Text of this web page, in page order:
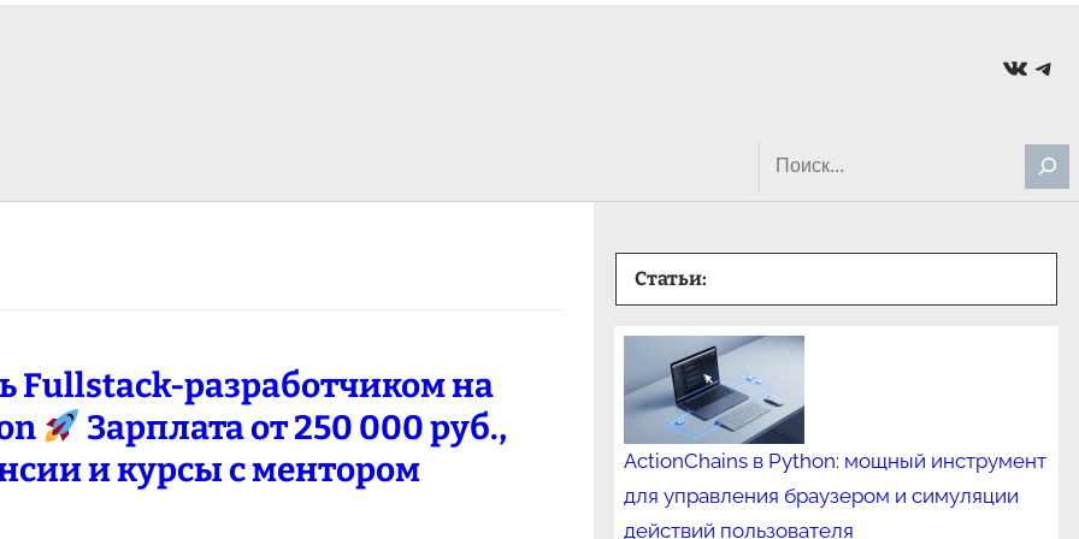
Search
Fullstack-разработчиком на
Зарплата от 250 000 руб.,
и курсы с ментором
Статьи:
ActionChains в Python: мощный инструмент
для управления браузером и симуляции
действий пользователя